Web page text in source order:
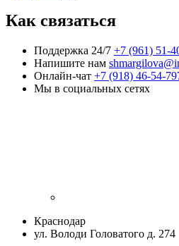
Как связаться
Поддержка 24/7 +7 (961) 51-
Напишите нам
Онлайн-чат +7 (918) 46-54-
Мы в социальных сетях
Краснодар
ул. Володи Головатого д. 274